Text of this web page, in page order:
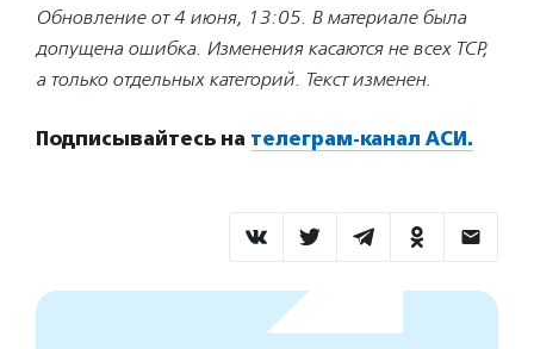
Обновление от 4 июня, 13:05. В материале была
допущена ошибка. Изменения касаются не всех ТСР,
а только отдельных категорий. Текст изменен.
Подписывайтесь на телеграм-канал АСИ.